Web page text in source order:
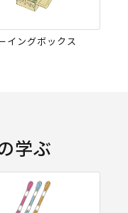
イングボックス
学ぶ